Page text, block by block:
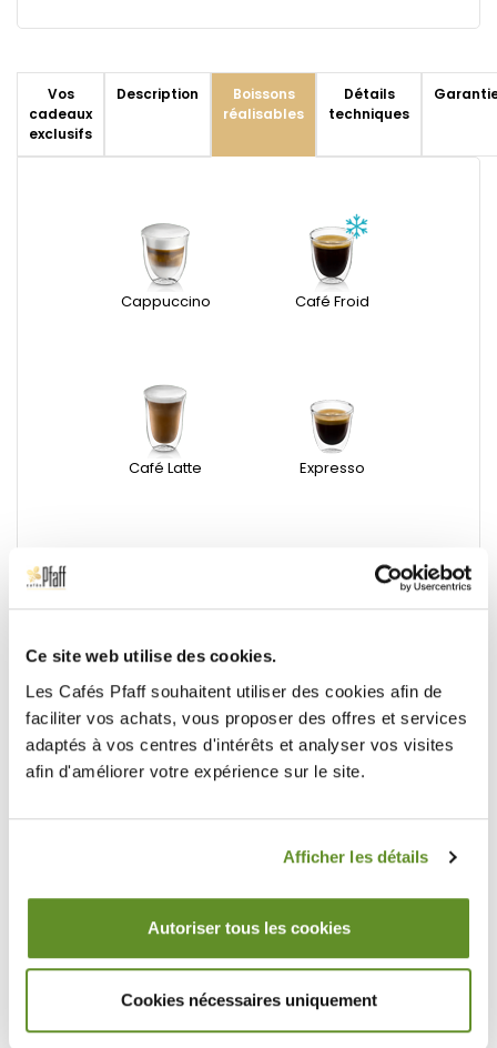
Ce site web utilise des cookies.
Les Cafés Pfaff souhaitent utiliser des cookies afin de
faciliter vos achats, vous proposer des offres et services
adaptés à vos centres d'intérêts et analyser vos visites
afin d'améliorer votre expérience sur le site.
Afficher les détails
Autoriser tous les cookies
Cookies nécessaires uniquement
Vos
cadeaux
exclusifs
Description
Boissons
réalisables
Détails
techniques
Cappuccino Café Froid
Café Latte Expresso
Cappuccino+ Latte Macchiato